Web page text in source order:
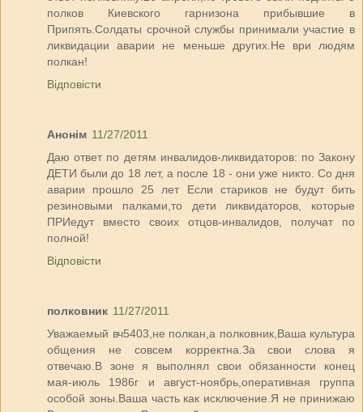
полков Киевского гарнизона прибывшие в
Припять.Солдаты срочной службы принимали участие в
ликвидации аварии не меньше других.Не ври людям
полкан!
Відповісти
Анонім 11/27/2011
Даю ответ по детям инвалидов-ликвидаторов: по Закону
ДЕТИ были до 18 лет, а после 18 - они уже никто. Со дня
аварии прошло 25 лет Если стариков не будут бить
резиновыми палками,то дети ликвидаторов, которые
ПРИедут вместо своих отцов-инвалидов, получат по
полной!
Відповісти
полковник 11/27/2011
Уважаемый вч5403,не полкан,а полковник,Ваша культура
общения не совсем корректна.За свои слова я
отвечаю.В зоне я выполнял свои обязанности конец
мая-июль 1986г и август-ноябрь,оперативная группа
особой зоны.Ваша часть как исключение.Я не принижаю